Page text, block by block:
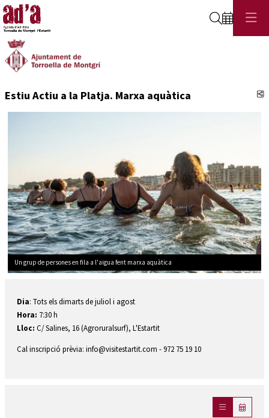
Cerca
Estiu Actiu a la Platja. Marxa aquàtica
Un grup de persones en fila a l'aigua fent marxa aquàtica
Dia: Tots els dimarts de juliol i agost
Hora: 7:30 h
Lloc: C/ Salines, 16 (Agroruralsurf), L'Estartit
Cal inscripció prèvia: info@visitestartit.com - 972 75 19 10